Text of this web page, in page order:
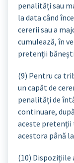
penalități sau
la data când
cererii sau a
cumulează, în
pretenții
(9) Pentru ca
un capăt de
penalități de
continuare,
aceste pretenții
acestora până
(10) Dispozițiile